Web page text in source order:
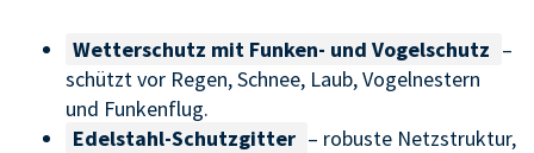
Wetterschutz mit Funken- und Vogelschutz –
schützt vor Regen, Schnee, Laub, Vogelnestern
und Funkenflug.
Edelstahl-Schutzgitter – robuste Netzstruktur,